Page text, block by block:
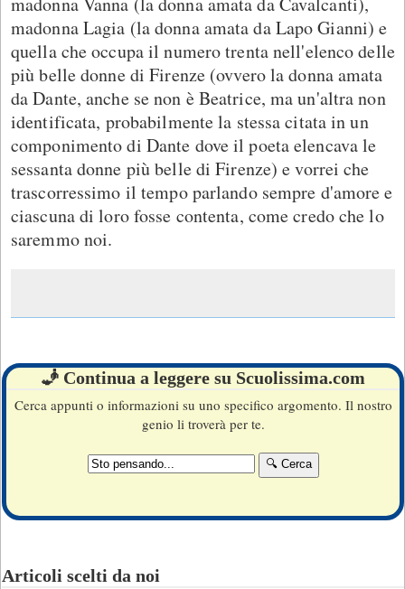
madonna Lagia (la donna amata da Lapo Gianni) e
quella che occupa il numero trenta nell'elenco delle
più belle donne di Firenze (ovvero la donna amata
da Dante, anche se non è Beatrice, ma un'altra non
identificata, probabilmente la stessa citata in un
componimento di Dante dove il poeta elencava le
sessanta donne più belle di Firenze) e vorrei che
trascorressimo il tempo parlando sempre d'amore e
ciascuna di loro fosse contenta, come credo che lo
saremmo noi.
🧞 Continua a leggere su Scuolissima.com
Cerca appunti o informazioni su uno specifico argomento. Il nostro
genio li troverà per te.
Articoli scelti da noi